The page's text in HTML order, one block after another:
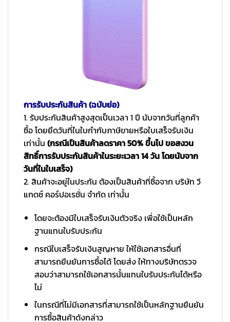
การรับประกันสินค้า (ฉบับย่อ)
1. รับประกันสินค้าสูงสุดเป็นเวลา 1 ปี นับจากวันที่ลูกค้า
ซื้อ โดยยึดวันที่ในใบกำกับภาษีขายหรือใบเสร็จรับเงิน
เท่านั้น (กรณีเป็นสินค้าลดราคา 50% ขึ้นไป ขอสงวน
สิทธิ์การรับประกันสินค้าในระยะเวลา 14 วัน โดยนับจาก
วันที่ในใบเสร็จ)
2. สินค้าจะอยู่ในประกัน ต้องเป็นสินค้าที่ซื้อจาก บริษัท วี
แกดซ์ คอร์ปอเรชั่น จำกัด เท่านั้น
โดยจะต้องมีใบเสร็จรับเงินตัวจริง เพื่อใช้เป็นหลัก
ฐานแทนใบรับประกัน
กรณีใบเสร็จรับเงินสูญหาย ให้ใช้เอกสารอื่นที่
สามารถยืนยันการซื้อได้ โดยส่ง ให้ทางบริษัทตรวจ
สอบว่าสามารถใช้เอกสารนั้นแทนใบรับประกันได้หรือ
ไม่
ในกรณีที่ไม่มีเอกสารที่สามารถใช้เป็นหลักฐานยืนยัน
การซื้อสินค้าดังกล่าว